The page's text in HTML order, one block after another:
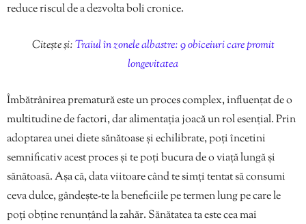
reduce riscul de a dezvolta boli cronice.
Citește și:Traiul în zonele albastre: 9 obiceiuri care promit
longevitatea
Îmbătrânirea prematură este un proces complex, influențat de o
multitudine de factori, dar alimentația joacă un rol esențial. Prin
adoptarea unei diete sănătoase și echilibrate, poți încetini
semnificativ acest proces și te poți bucura de o viață lungă și
sănătoasă. Așa că, data viitoare când te simți tentat să consumi
ceva dulce, gândește-te la beneficiile pe termen lung pe care le
poți obține renunțând la zahăr. Sănătatea ta este cea mai